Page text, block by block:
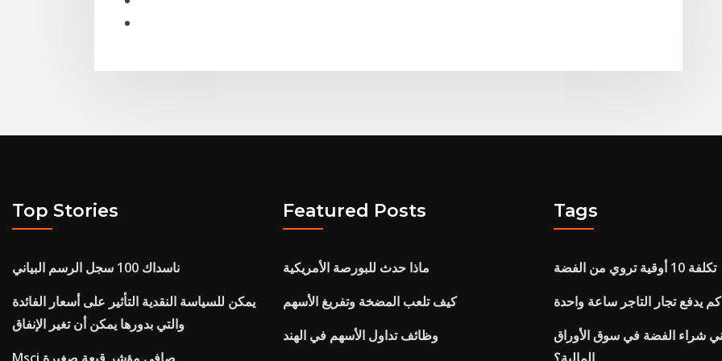
Top Stories
ناسداك 100 سجل الرسم البياني
يمكن للسياسة النقدية التأثير على أسعار الفائدة
والتي بدورها يمكن أن تغير الإنفاق
Featured Posts
ماذا حدث للبورصة الأمريكية
كيف تلعب المضخة وتفريغ الأسهم
وظائف تداول الأسهم في الهند
Tags
تكلفة 10 أوقية تروي من الفضة
كم يدفع تجار التاجر ساعة واحدة
شراء الفضة في سوق الأوراق